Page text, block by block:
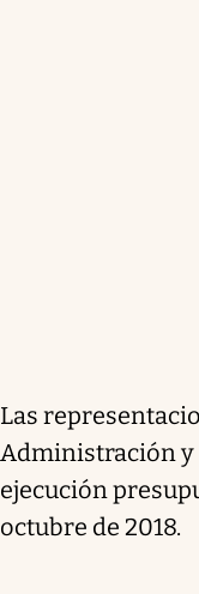
Las
Administración y
ejecución
octubre de 2018.